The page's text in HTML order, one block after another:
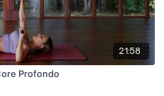
21:58
Profondo